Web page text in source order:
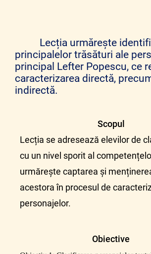
Lecția urmărește
principalelor trăsături ale
principal Lefter Popescu, ce
caracterizarea directă,
indirectă.
Scopul
Lecția se adresează elevilor de
cu un nivel sporit al
urmărește captarea și
acestora în procesul de
personajelor.
Obiective